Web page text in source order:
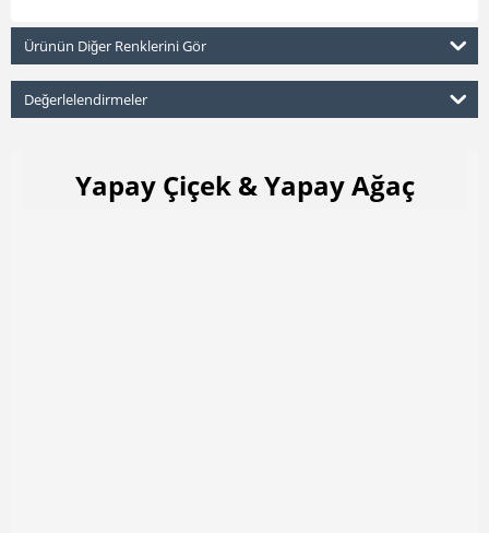
Ürünün Diğer Renklerini Gör
Değerlelendirmeler
Yapay Çiçek & Yapay Ağaç